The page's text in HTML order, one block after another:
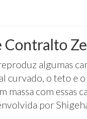
Contralto
algumas
curvado, o teto e
massa com essas
por